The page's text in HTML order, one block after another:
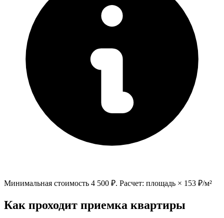
Минимальная стоимость 4 500 ₽. Расчет: площадь × 153 ₽/м²
Как проходит приемка квартиры